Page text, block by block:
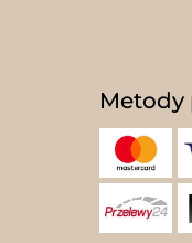
Metody